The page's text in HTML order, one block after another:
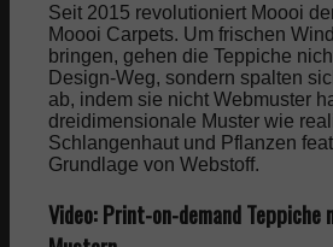
Seit 2015 revolutioniert Moooi
Moooi Carpets. Um frischen
bringen, gehen die Teppiche
Design-Weg, sondern spalten
ab, indem sie nicht Webmuster
dreidimensionale Muster wie
Schlangenhaut und Pflanzen
Grundlage von Webstoff.
Video: Print-on-demand Teppiche